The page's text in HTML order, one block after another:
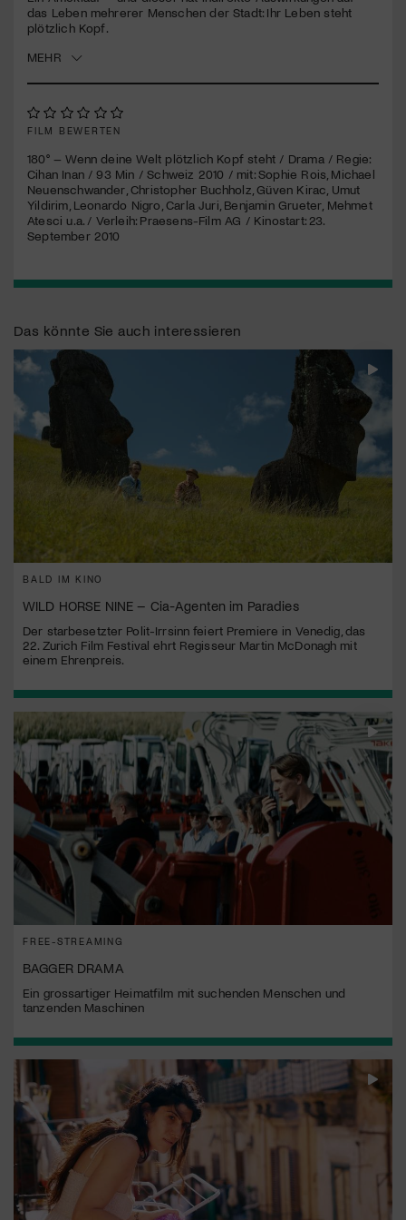
seconds
das Leben mehrerer Menschen der Stadt: Ihr Leben steht
plötzlich Kopf.
MEHR
FILM BEWERTEN
180° – Wenn deine Welt plötzlich Kopf steht / Drama / Regie:
Cihan Inan / 93 Min / Schweiz 2010 / mit: Sophie Rois, Michael
Neuenschwander, Christopher Buchholz, Güven Kirac, Umut
Yildirim, Leonardo Nigro, Carla Juri, Benjamin Grueter, Mehmet
Atesci u.a. / Verleih: Praesens-Film AG / Kinostart: 23.
September 2010
Das könnte Sie auch interessieren
BALD IM KINO
WILD HORSE NINE – Cia-Agenten im Paradies
Der starbesetzter Polit-Irrsinn feiert Premiere in Venedig, das
22. Zurich Film Festival ehrt Regisseur Martin McDonagh mit
einem Ehrenpreis.
FREE-STREAMING
BAGGER DRAMA
Ein grossartiger Heimatfilm mit suchenden Menschen und
tanzenden Maschinen
Jetzt Mitglied werden